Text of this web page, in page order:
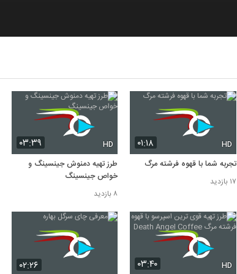
۰۱:۱۸ HD
تجربه شما با قهوه فرشته مرگ
۱۷ بازدید
۰۳:۳۹ HD
طرز تهیه دمنوش جینسینگ و
خواص جینسینگ
۸ بازدید
۰۳:۴۰ HD ۰۲:۲۶